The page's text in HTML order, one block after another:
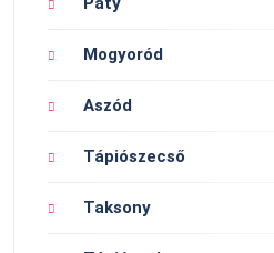
Mogyoród
Aszód
Tápiószecső
Taksony